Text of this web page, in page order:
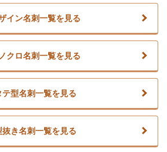
イン名刺一覧を見る
クロ名刺一覧を見る
テ型名刺一覧を見る
抜き名刺一覧を見る